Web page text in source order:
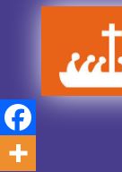
contenu